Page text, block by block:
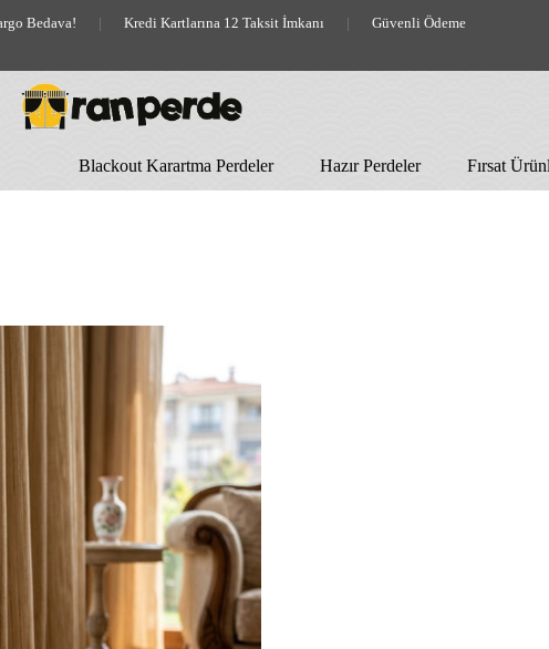
Bedava! | Kredi Kartlarına 12 Taksit İmkanı | Güvenli Ödeme
Blackout Karartma Perdeler Hazır Perdeler Fırsat